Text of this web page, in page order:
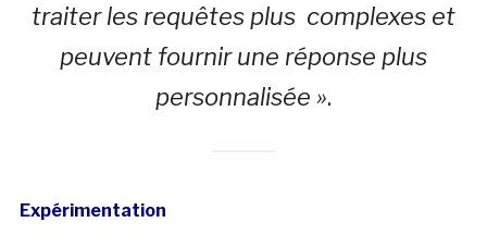
traiter les requêtes plus complexes et
peuvent fournir une réponse plus
personnalisée ».
Expérimentation